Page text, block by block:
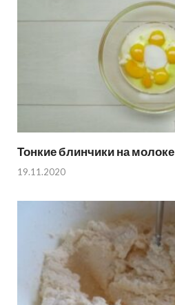
Тонкие блинчики на молоке
19.11.2020